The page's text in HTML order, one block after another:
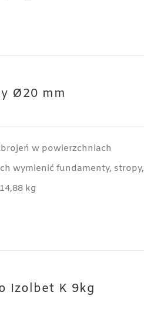
Ø20 mm
w powierzchniach
wymienić fundamenty, stropy,
kg
Izolbet K 9kg